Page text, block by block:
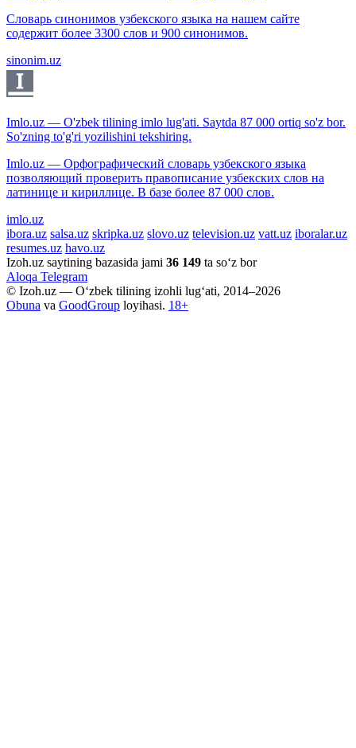
Словарь синонимов узбекского языка на нашем сайте
содержит более 3300 слов и 900 синонимов.
sinonim.uz
Imlo.uz — O'zbek tilining imlo lug'ati. Saytda 87 000 ortiq so'z bor.
So'zning to'g'ri yozilishini tekshiring.
Imlo.uz — Орфографический словарь узбекского языка
позволяющий проверить правописание узбекских слов на
латинице и кириллице. В базе более 87 000 слов.
imlo.uz
ibora.uz salsa.uz skripka.uz slovo.uz television.uz vatt.uz iboralar.uz
resumes.uz havo.uz
Izoh.uz saytining bazasida jami 36 149 ta so‘z bor
Aloqa Telegram
© Izoh.uz — O‘zbek tilining izohli lug‘ati, 2014–2026
Obuna va GoodGroup loyihasi. 18+